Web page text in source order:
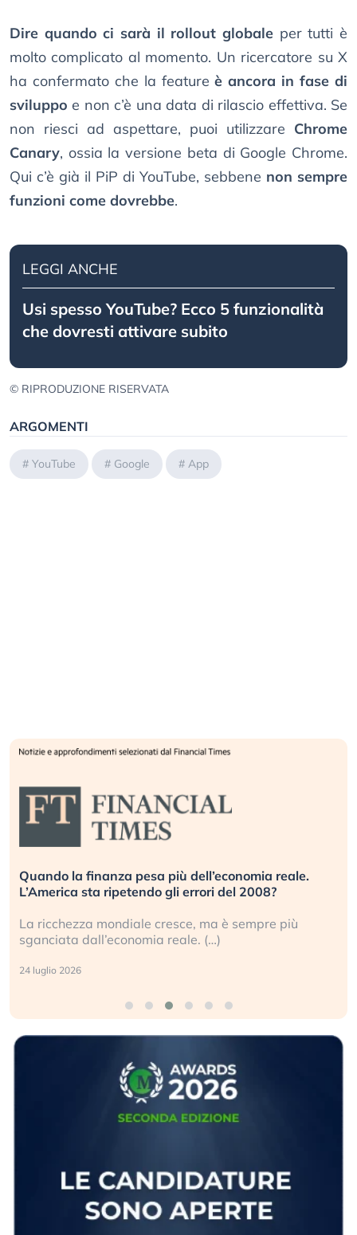
Dire quando ci sarà il rollout globale per tutti è
molto complicato al momento. Un ricercatore su X
ha confermato che la featureè ancora in fase di
sviluppo e non c’è una data di rilascio effettiva. Se
non riesci ad aspettare, puoi utilizzare Chrome
Canary, ossia la versione beta di Google Chrome.
Qui c’è già il PiP di YouTube, sebbene non sempre
funzioni come dovrebbe.
LEGGI ANCHE
Usi spesso YouTube? Ecco 5 funzionalità
che dovresti attivare subito
© RIPRODUZIONE RISERVATA
ARGOMENTI
# YouTube # Google # App
Quando la finanza pesa più dell’economia reale.
L’America sta ripetendo gli errori del 2008?
La ricchezza mondiale cresce, ma è sempre più
sganciata dall’economia reale. (…)
24 luglio 2026